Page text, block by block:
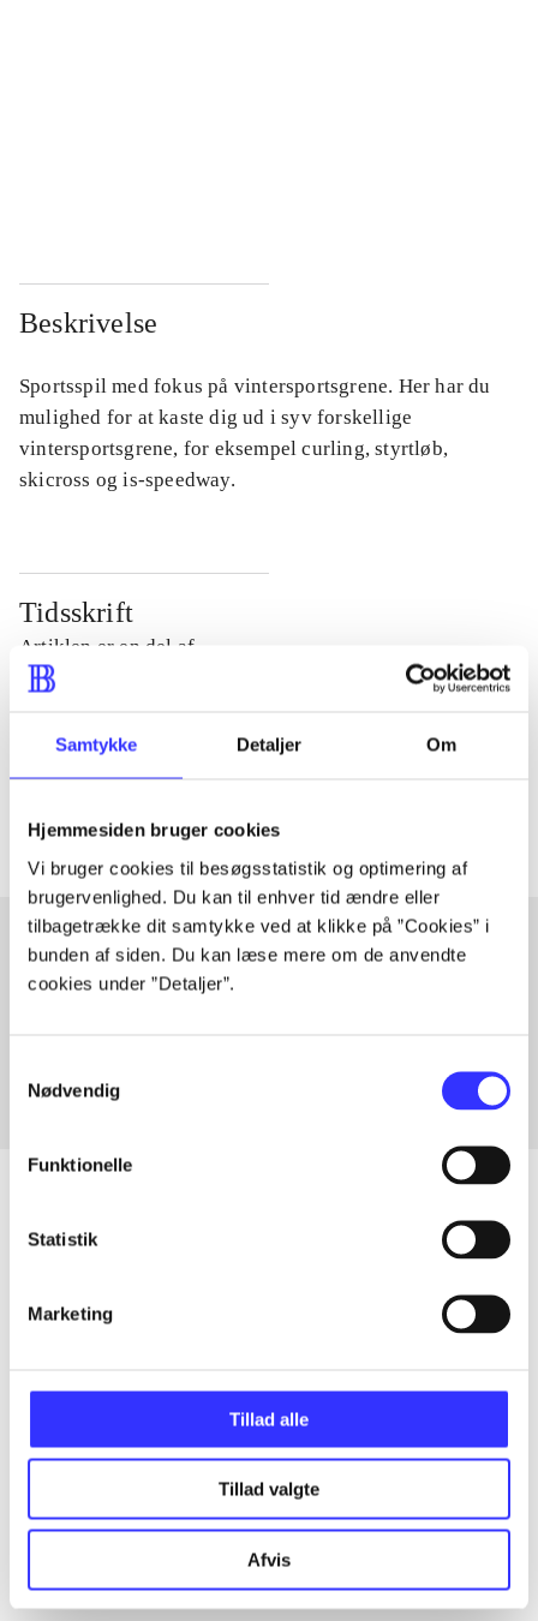
Samtykke Detaljer Om
Hjemmesiden bruger cookies
Vi bruger cookies til besøgsstatistik og optimering af
brugervenlighed. Du kan til enhver tid ændre eller
tilbagetrække dit samtykke ved at klikke på ”Cookies” i
bunden af siden. Du kan læse mere om de anvendte
cookies under ”Detaljer”.
Nødvendig
Funktionelle
Statistik
Marketing
Tillad alle
Tillad valgte
Afvis
Beskrivelse
Sportsspil med fokus på vintersportsgrene. Her har du
mulighed for at kaste dig ud i syv forskellige
vintersportsgrene, for eksempel curling, styrtløb,
skicross og is-speedway.
Tidsskrift
Artiklen er en del af
Tidsskrift
Artiklerne i handler ofte om
Artikler med samme emner
...
...